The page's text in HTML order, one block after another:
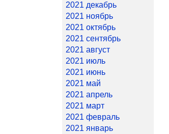
2021 декабрь
2021 ноябрь
2021 октябрь
2021 сентябрь
2021 август
2021 июль
2021 июнь
2021 май
2021 апрель
2021 март
2021 февраль
2021 январь